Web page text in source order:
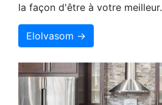
la façon d'être à votre meilleur.
Elolvasom →